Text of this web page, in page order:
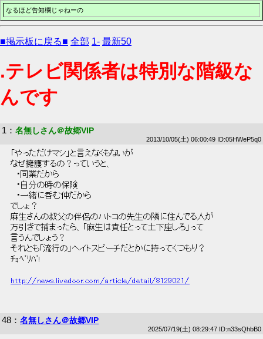
なるほど告知欄じゃねーの
■掲示板に戻る■ 全部 1- 最新50
.テレビ関係者は特別な階級な
んです
1 ： 名無しさん＠故郷VIP
2013/10/05(土) 06:00:49 ID:05HWeP5q0
「やっただけマシ」と言えなくもないが
なぜ擁護するの？っていうと、
・同業だから
・自分の時の保険
・一緒に呑む仲だから
でしょ？
麻生さんの叔父の伴侶のハトコの先生の隣に住んでる人が
万引きで捕まったら、「麻生は責任とって土下座しろ」って
言うんでしょう？
それとも「流行の」ヘイトスピーチだとかに持ってくつもり？
ﾁｮﾍﾞﾘﾊﾞ!
http://news.livedoor.com/article/detail/8129021/
48 ： 名無しさん＠故郷VIP
2025/07/19(土) 08:29:47 ID:n33sQhbB0